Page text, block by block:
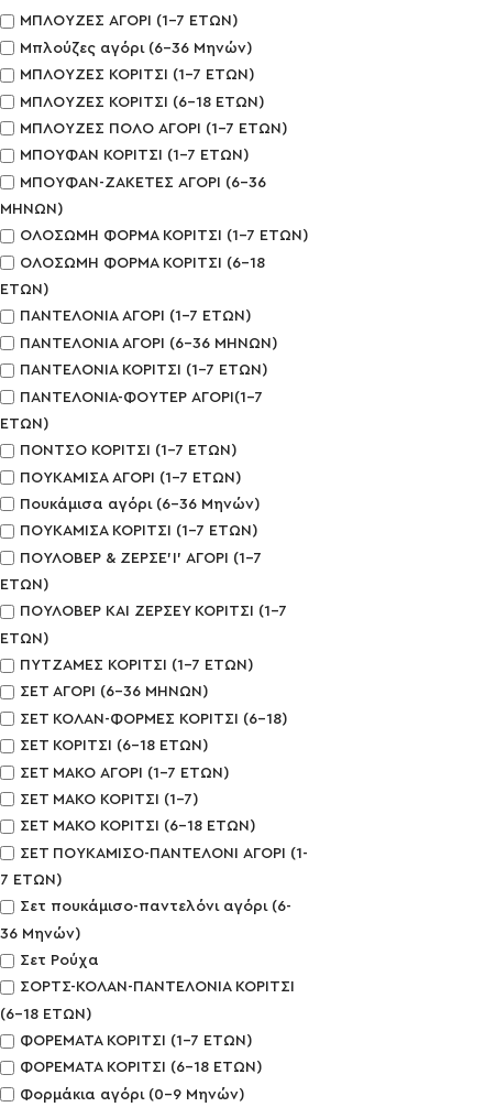
ΜΠΛΟΥΖΕΣ ΑΓΟΡΙ (1-7 ΕΤΩΝ)
Μπλούζες αγόρι (6-36 Μηνών)
ΜΠΛΟΥΖΕΣ ΚΟΡΙΤΣΙ (1-7 ΕΤΩΝ)
ΜΠΛΟΥΖΕΣ ΚΟΡΙΤΣΙ (6-18 ΕΤΩΝ)
ΜΠΛΟΥΖΕΣ ΠΟΛΟ ΑΓΟΡΙ (1-7 ΕΤΩΝ)
ΜΠΟΥΦΑΝ ΚΟΡΙΤΣΙ (1-7 ΕΤΩΝ)
ΜΠΟΥΦΑΝ-ΖΑΚΕΤΕΣ ΑΓΟΡΙ (6-36
ΜΗΝΩΝ)
ΟΛΟΣΩΜΗ ΦΟΡΜΑ ΚΟΡΙΤΣΙ (1-7 ΕΤΩΝ)
ΟΛΟΣΩΜΗ ΦΟΡΜΑ ΚΟΡΙΤΣΙ (6-18
ΕΤΩΝ)
ΠΑΝΤΕΛΟΝΙΑ ΑΓΟΡΙ (1-7 ΕΤΩΝ)
ΠΑΝΤΕΛΟΝΙΑ ΑΓΟΡΙ (6-36 ΜΗΝΩΝ)
ΠΑΝΤΕΛΟΝΙΑ ΚΟΡΙΤΣΙ (1-7 ΕΤΩΝ)
ΠΑΝΤΕΛΟΝΙΑ-ΦΟΥΤΕΡ ΑΓΟΡΙ(1-7
ΕΤΩΝ)
ΠΟΝΤΣΟ ΚΟΡΙΤΣΙ (1-7 ΕΤΩΝ)
ΠΟΥΚΑΜΙΣΑ ΑΓΟΡΙ (1-7 ΕΤΩΝ)
Πουκάμισα αγόρι (6-36 Μηνών)
ΠΟΥΚΑΜΙΣΑ ΚΟΡΙΤΣΙ (1-7 ΕΤΩΝ)
ΠΟΥΛΟΒΕΡ & ΖΕΡΣΕ'Ι' ΑΓΟΡΙ (1-7
ΕΤΩΝ)
ΠΟΥΛΟΒΕΡ ΚΑΙ ΖΕΡΣΕΥ ΚΟΡΙΤΣΙ (1-7
ΕΤΩΝ)
ΠΥΤΖΑΜΕΣ ΚΟΡΙΤΣΙ (1-7 ΕΤΩΝ)
ΣΕΤ ΑΓΟΡΙ (6-36 ΜΗΝΩΝ)
ΣΕΤ ΚΟΛΑΝ-ΦΟΡΜΕΣ ΚΟΡΙΤΣΙ (6-18)
ΣΕΤ ΚΟΡΙΤΣΙ (6-18 ΕΤΩΝ)
ΣΕΤ ΜΑΚΟ ΑΓΟΡΙ (1-7 ΕΤΩΝ)
ΣΕΤ ΜΑΚΟ ΚΟΡΙΤΣΙ (1-7)
ΣΕΤ ΜΑΚΟ ΚΟΡΙΤΣΙ (6-18 ΕΤΩΝ)
ΣΕΤ ΠΟΥΚΑΜΙΣΟ-ΠΑΝΤΕΛΟΝΙ ΑΓΟΡΙ (1-
7 ΕΤΩΝ)
Σετ πουκάμισο-παντελόνι αγόρι (6-
36 Μηνών)
Σετ Ρούχα
ΣΟΡΤΣ-ΚΟΛΑΝ-ΠΑΝΤΕΛΟΝΙΑ ΚΟΡΙΤΣΙ
(6-18 ΕΤΩΝ)
ΦΟΡΕΜΑΤΑ ΚΟΡΙΤΣΙ (1-7 ΕΤΩΝ)
ΦΟΡΕΜΑΤΑ ΚΟΡΙΤΣΙ (6-18 ΕΤΩΝ)
Φορμάκια αγόρι (0-9 Μηνών)